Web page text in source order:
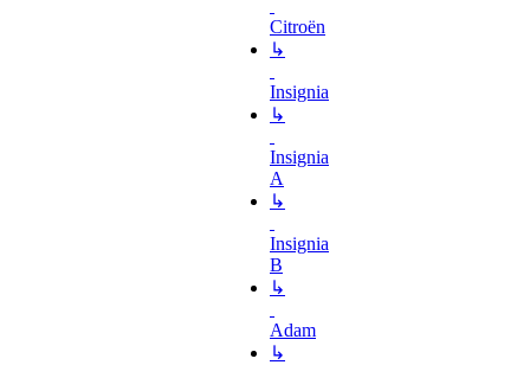
Citroën
↳
Insignia
↳
Insignia
A
↳
Insignia
B
↳
Adam
↳